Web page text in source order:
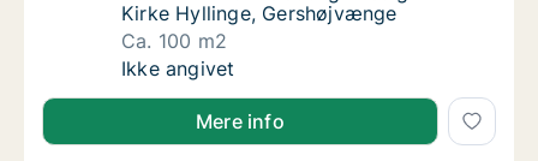
Kirke Hyllinge, Gershøjvænge
Ca. 100 m2
Ca. 100 m2 andelsbolig til salg i 4070
Ikke angivet
Mere info